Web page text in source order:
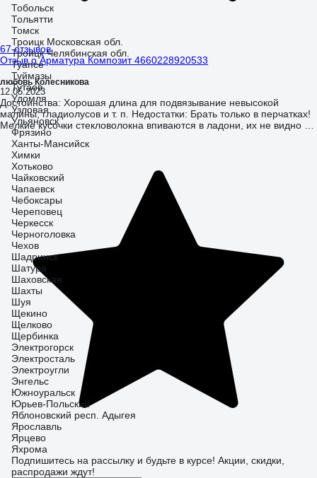
67 отзывов
Отзыв о Арматура Композит 4660228920533
любовь Колесникова
12.05.2023
Достоинства: Хорошая длина для подвязывание невысокой
малины, гладиолусов и т. п. Недостатки: Брать только в перчатках!
Мелкие кусочки стекловолокна впиваются в ладони, их не видно и
удалить не получается(
Тобольск
Тольятти
Томск
Троицк Московская обл.
Троицк Челябинская обл.
Туапсе
Туймазы
Тутаев
Удомля
Узловая
Ульяновск
Фрязино
Ханты-Мансийск
Химки
Хотьково
Чайковский
Чапаевск
Чебоксары
Череповец
Черкесск
Черноголовка
Чехов
Шадринск
Шатура
Шаховская
Шахты
Шуя
Щекино
Щелково
Щербинка
Электрогорск
Электросталь
Электроугли
Энгельс
Южноуральск
Юрьев-Польский
Яблоновский респ. Адыгея
Ярославль
Ярцево
Яхрома
Подпишитесь на рассылку и будьте в курсе! Акции, скидки,
распродажи ждут!